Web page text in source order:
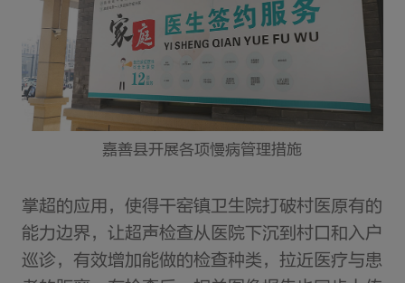
嘉善县开展各项慢病管理措施
掌超的应用，使得干窑镇卫生院打破村医原有的
能力边界，让超声检查从医院下沉到村口和入户
巡诊，有效增加能做的检查种类，拉近医疗与患